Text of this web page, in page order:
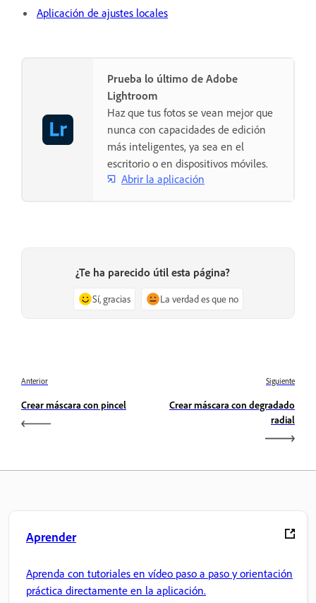
Aplicación de ajustes locales
Prueba lo último de Adobe
Lightroom
Haz que tus fotos se vean mejor que
nunca con capacidades de edición
más inteligentes, ya sea en el
escritorio o en dispositivos móviles.
Abrir la aplicación
¿Te ha parecido útil esta página?
Sí, gracias La verdad es que no
Anterior
Crear máscara con pincel
Siguiente
Crear máscara con degradado
radial
Aprender
Aprenda con tutoriales en vídeo paso a paso y orientación
práctica directamente en la aplicación.